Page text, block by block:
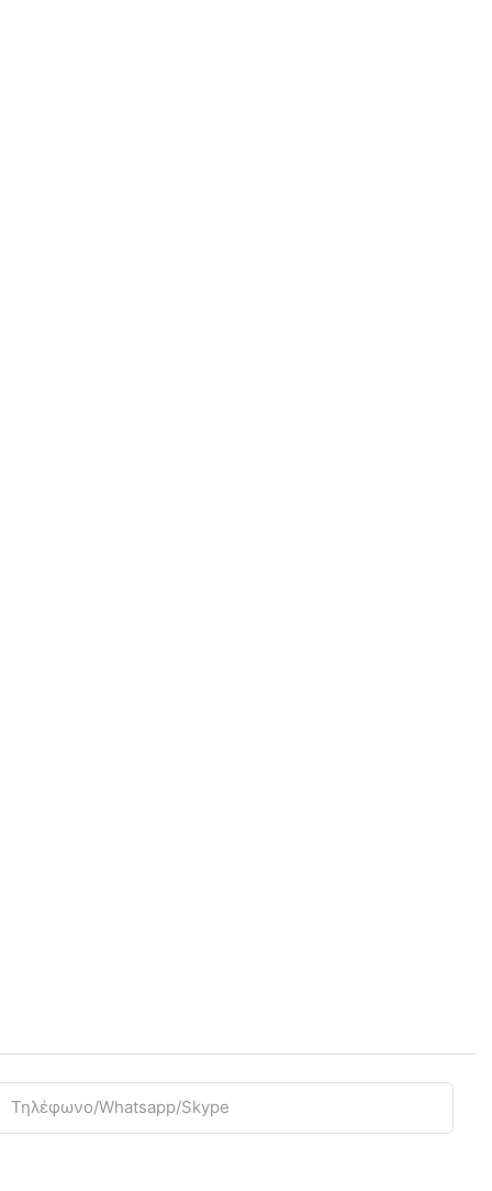
Τηλέφωνο/Whatsapp/Skype